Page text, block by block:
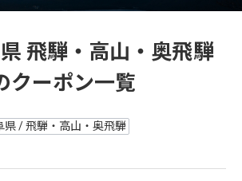
飛騨・高山・奥飛騨
クーポン一覧
県 / 飛騨・高山・奥飛騨